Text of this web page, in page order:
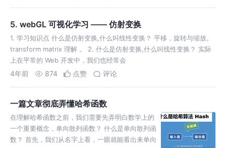
5. webGL 可视化学习 —— 仿射变换
1. 学习知识点 什么是仿射变换,什么叫线性变换？ 平移，旋转与缩放。
transform matrix 理解 。 2. 什么是仿射变换,什么叫线性变换？ 实际
上在平常的 Web 开发中，我们也经常会
4年前 874 点赞 评论
一篇文章彻底弄懂哈希函数
在理解哈希函数之前，我们需要先弄明白数学上的
一个重要概念，单向散列函数？ 什么是单向散列函
数？ 首先，我们从名字上看，一眼就能看出来单向